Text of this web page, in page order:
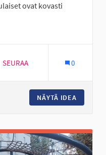
ovat kovasti
Seinäjoki
1 SEURAAJA
SEURAA 0
NÄYTÄ IDEA